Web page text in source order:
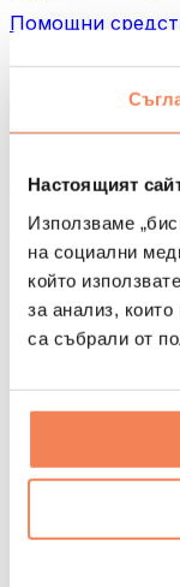
Настоящият
Използваме
на социални
който
за анализ,
са събрали от
Помощни
Инструменти за
Масажни ролери
Чанти и
Чанти за фитнес
Раници
Аксесоари
Бойни спортове
Колоездене
Студена терапия
Плуване
Биохакинг
Филтри и кани за